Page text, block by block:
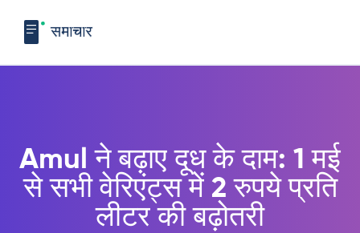
Amul ने बढ़ाए दूध के दाम: 1 मई
से सभी वेरिएंट्स में 2 रुपये प्रति
लीटर की बढ़ोतरी